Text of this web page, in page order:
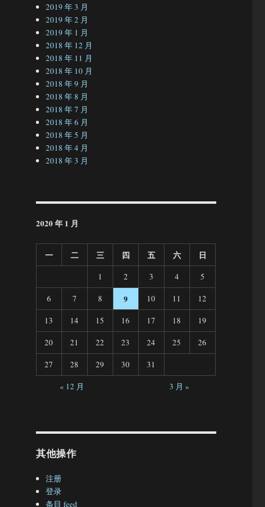
2019 年 3 月
2019 年 2 月
2019 年 1 月
2018 年 12 月
2018 年 11 月
2018 年 10 月
2018 年 9 月
2018 年 8 月
2018 年 7 月
2018 年 6 月
2018 年 5 月
2018 年 4 月
2018 年 3 月
2020 年 1 月
一 二 三 四 五 六 日
1 2 3 4
5
6
7 8 9 10 11
12
13
14 15 16 17 18
19
20
21 22 23 24 25
26
27
28 29 30
31
« 12 月
3 月 »
其他操作
注册
登录
条目 feed